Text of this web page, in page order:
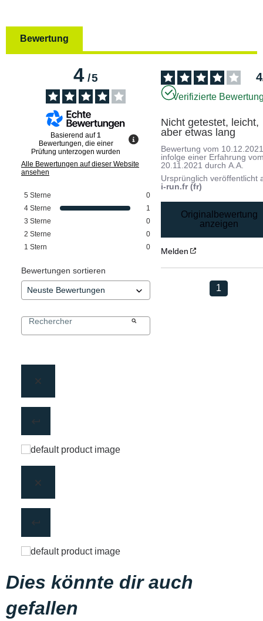
Bewertung
4/5
Basierend auf1
Bewertungen, die einer
Prüfung unterzogen wurden
Alle Bewertungen auf dieser Website
ansehen
5 Sterne
0
4 Sterne
1
3 Sterne
0
2 Sterne
0
1 Stern 0
Bewertungen sortieren
4
Verifizierte
Nicht getestet, leicht,
aber etwas lang
Bewertung vom
infolge einer Erfahrung
20.11.2021 durchA.A.
Ursprünglich veröffentlicht
i-run.fr (fr)
Originalbewertung
anzeigen
Melden
1
Dies könnte dir auch
gefallen